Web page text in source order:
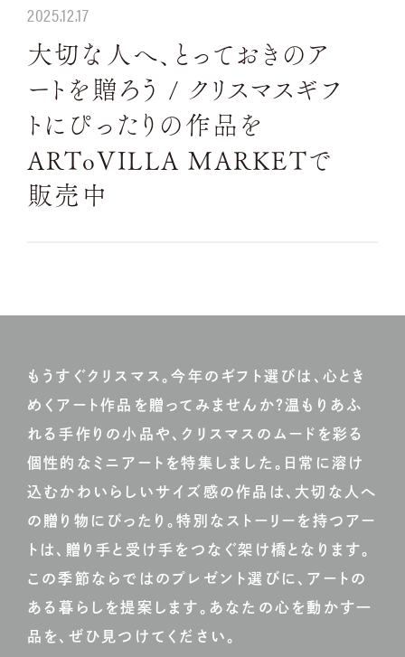
2025.12.17
大切な人へ、とっておきのア
ートを贈ろう / クリスマスギフ
トにぴったりの作品を
ARToVILLA MARKETで
販売中
もうすぐクリスマス。今年のギフト選びは、心とき
めくアート作品を贈ってみませんか？温もりあふ
れる手作りの小品や、クリスマスのムードを彩る
個性的なミニアートを特集しました。日常に溶け
込むかわいらしいサイズ感の作品は、大切な人へ
の贈り物にぴったり。特別なストーリーを持つアー
トは、贈り手と受け手をつなぐ架け橋となります。
この季節ならではのプレゼント選びに、アートの
ある暮らしを提案します。あなたの心を動かす一
品を、ぜひ見つけてください。